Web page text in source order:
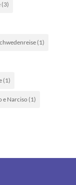
(3)
(1)
(1)
e Narciso(1)